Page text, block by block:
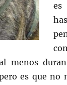
menos
es que no